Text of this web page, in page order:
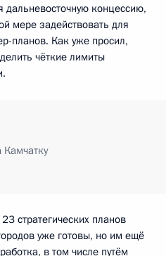
концессию,
мере задействовать для
планов. Как уже просил,
чёткие лимиты
стратегических планов
уже готовы, но им ещё
в том числе путём